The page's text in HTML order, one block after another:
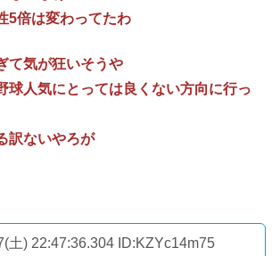
5倍は変わってたわ
て気が狂いそうや
球人気にとっては良くない方向に行っ
訳ないやろが
土) 22:47:36.304 ID:KZYc14m75